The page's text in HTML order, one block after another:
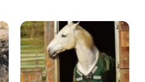
matcher och